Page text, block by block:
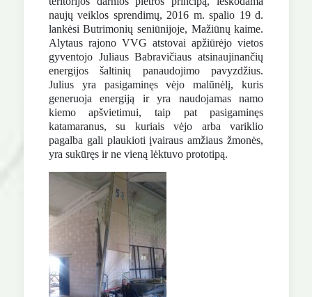
naujų veiklos sprendimų, 2016 m. spalio 19 d.
lankėsi Butrimonių seniūnijoje, Mažiūnų kaime.
Alytaus rajono VVG atstovai apžiūrėjo vietos
gyventojo Juliaus Babravičiaus atsinaujinančių
energijos šaltinių panaudojimo pavyzdžius.
Julius yra pasigaminęs vėjo malūnėlį, kuris
generuoja energiją ir yra naudojamas namo
kiemo apšvietimui, taip pat pasigaminęs
katamaranus, su kuriais vėjo arba variklio
pagalba gali plaukioti įvairaus amžiaus žmonės,
yra sukūręs ir ne vieną lėktuvo prototipą.